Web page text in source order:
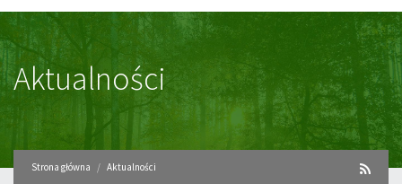
Aktualności
Strona główna Aktualności